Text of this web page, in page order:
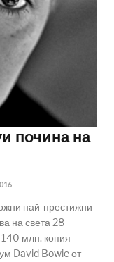
почина на
най-престижни
на света 28
млн. копия –
David Bowie от